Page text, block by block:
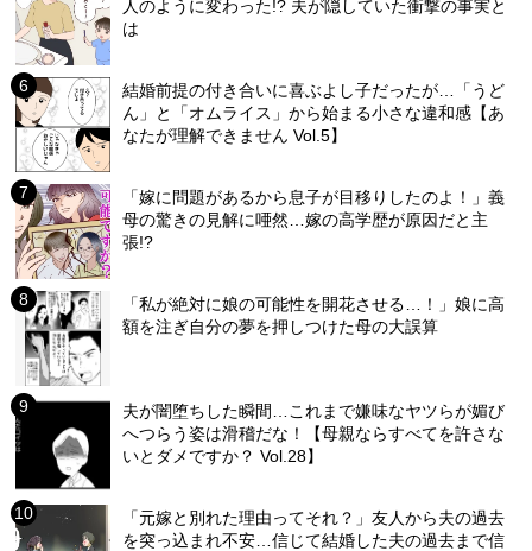
人のように変わった!? 夫が隠していた衝撃の事実と
は
結婚前提の付き合いに喜ぶよし子だったが…「うど
ん」と「オムライス」から始まる小さな違和感【あ
なたが理解できません Vol.5】
「嫁に問題があるから息子が目移りしたのよ！」義
母の驚きの見解に唖然…嫁の高学歴が原因だと主
張!?
「私が絶対に娘の可能性を開花させる…！」娘に高
額を注ぎ自分の夢を押しつけた母の大誤算
夫が闇堕ちした瞬間…これまで嫌味なヤツらが媚び
へつらう姿は滑稽だな！【母親ならすべてを許さな
いとダメですか？ Vol.28】
「元嫁と別れた理由ってそれ？」友人から夫の過去
を突っ込まれ不安…信じて結婚した夫の過去まで信